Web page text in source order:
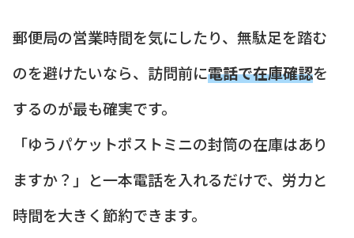
郵便局の営業時間を気にしたり、無駄足を踏む
のを避けたいなら、訪問前に電話で在庫確認を
するのが最も確実です。
「ゆうパケットポストミニの封筒の在庫はあり
ますか？」と一本電話を入れるだけで、労力と
時間を大きく節約できます。